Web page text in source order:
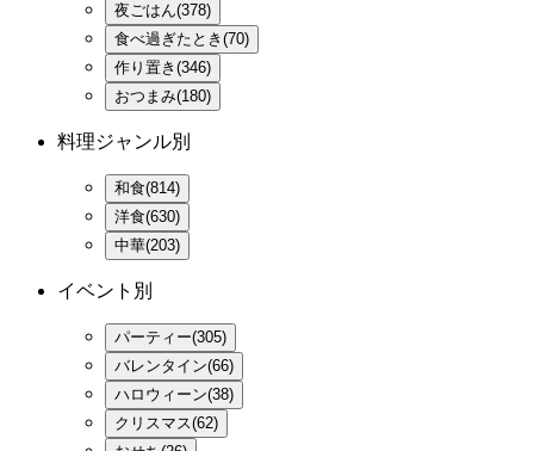
夜ごはん(378)
食べ過ぎたとき(70)
作り置き(346)
おつまみ(180)
料理ジャンル別
和食(814)
洋食(630)
中華(203)
イベント別
パーティー(305)
バレンタイン(66)
ハロウィーン(38)
クリスマス(62)